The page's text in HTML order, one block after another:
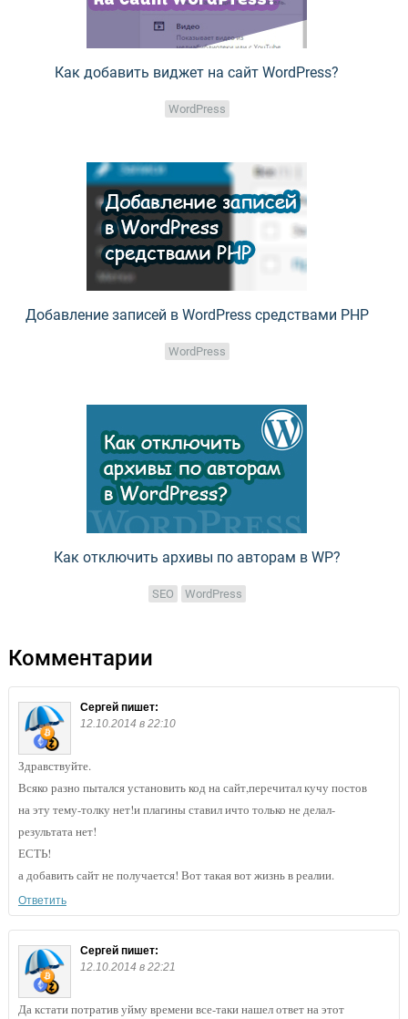
Как добавить виджет на сайт WordPress?
WordPress
Добавление записей в WordPress средствами PHP
WordPress
Как отключить архивы по авторам в WP?
SEO WordPress
Комментарии
Сергей пишет:
12.10.2014 в 22:10
Здравствуйте.
Всяко разно пытался установить код на сайт,перечитал кучу постов
на эту тему-толку нет!и плагины ставил ичто только не делал-
результата нет!
ЕСТЬ!
а добавить сайт не получается! Вот такая вот жизнь в реалии.
Ответить
Сергей пишет:
12.10.2014 в 22:21
Да кстати потратив уйму времени все-таки нашел ответ на этот